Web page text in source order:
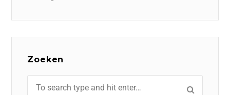
Zoeken